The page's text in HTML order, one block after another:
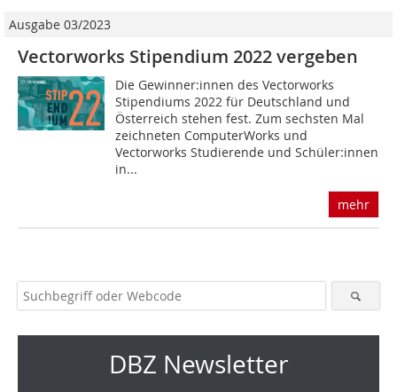
Ausgabe 03/2023
Vectorworks Stipendium 2022 vergeben
Die Gewinner:innen des Vectorworks
Stipendiums 2022 für Deutschland und
Österreich stehen fest. Zum sechsten Mal
zeichneten ComputerWorks und
Vectorworks Studierende und Schüler:innen
in...
mehr
DBZ Newsletter